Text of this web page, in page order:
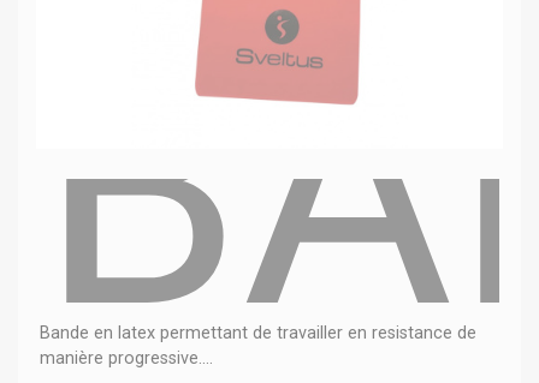
Bande en latex permettant de travailler en resistance de
manière progressive....